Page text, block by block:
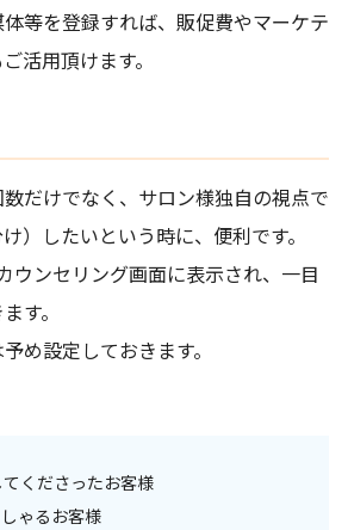
等を登録すれば、販促費やマーケテ
活用頂けます。
だけでなく、サロン様独自の視点で
）したいという時に、便利です。
ウンセリング画面に表示され、一目
す。
め設定しておきます。
くださったお客様
ゃるお客様